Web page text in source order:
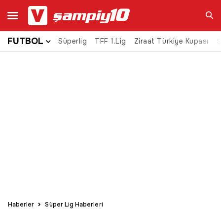
Ara
FUTBOL Süperlig TFF 1.Lig Ziraat Türkiye Kupası
Haberler Süper Lig Haberleri